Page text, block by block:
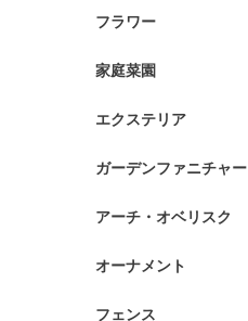
フラワー
家庭菜園
エクステリア
ガーデンファニチャー
アーチ・オベリスク
オーナメント
フェンス